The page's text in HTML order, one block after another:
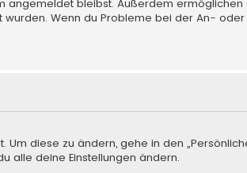
angemeldet bleibst. Außerdem
Wenn du Probleme bei der An-
diese zu ändern, gehe in den
alle deine Einstellungen ändern.